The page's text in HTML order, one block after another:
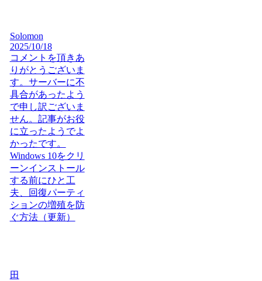
Solomon
2025/10/18
コメントを頂きあ
りがとうございま
す。サーバーに不
具合があったよう
で申し訳ございま
せん。記事がお役
に立ったようでよ
かったです。
Windows 10をクリ
ーンインストール
する前にひと工
夫、回復パーティ
ションの増殖を防
ぐ方法（更新）
田